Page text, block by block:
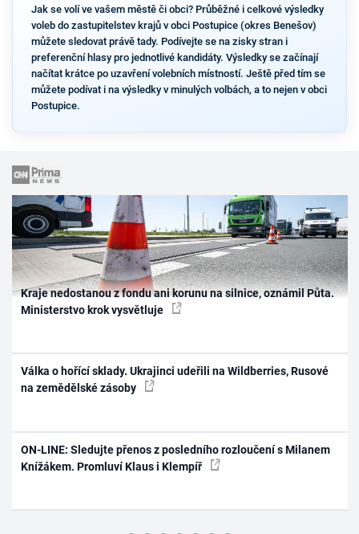
Jak se volí ve vašem městě či obci? Průběžné i celkové výsledky
voleb do zastupitelstev krajů v obci Postupice (okres Benešov)
můžete sledovat právě tady. Podívejte se na zisky stran i
preferenční hlasy pro jednotlivé kandidáty. Výsledky se začínají
načítat krátce po uzavření volebních místností. Ještě před tím se
můžete podívat i na výsledky v minulých volbách, a to nejen v obci
Postupice.
Kraje nedostanou z fondu ani korunu na silnice, oznámil Půta.
Ministerstvo krok vysvětluje
Válka o hořící sklady. Ukrajinci udeřili na Wildberries, Rusové
na zemědělské zásoby
ON-LINE: Sledujte přenos z posledního rozloučení s Milanem
Knížákem. Promluví Klaus i Klempíř